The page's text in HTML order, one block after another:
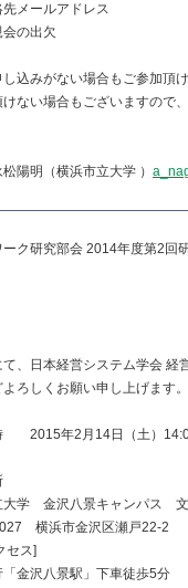
ールアドレス
出欠
込みがない場合もご参加頂
い場合もございますので、
明（横浜市立大学 ）
ク研究部会 2014年度第2回
、日本経営システム学会 経
よろしくお願い申し上げます。
2015年2月14日（土）
学 金沢八景キャンパス 文
横浜市金沢区瀬戸22-2
ス]
沢八景駅」下車徒歩5分